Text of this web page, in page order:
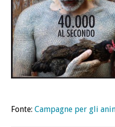
BLOG
CONTATTI
Fonte:Campagne per gli